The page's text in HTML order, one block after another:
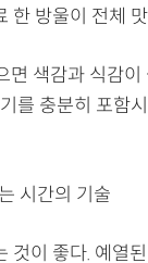
한 방울이 전체
색감과 식감
를 충분히 포함
시간의 기술
것이 좋다. 예열